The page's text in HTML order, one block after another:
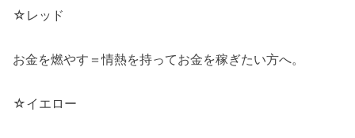
☆レッド
お金を燃やす＝情熱を持ってお金を稼ぎたい方へ。
☆イエロー